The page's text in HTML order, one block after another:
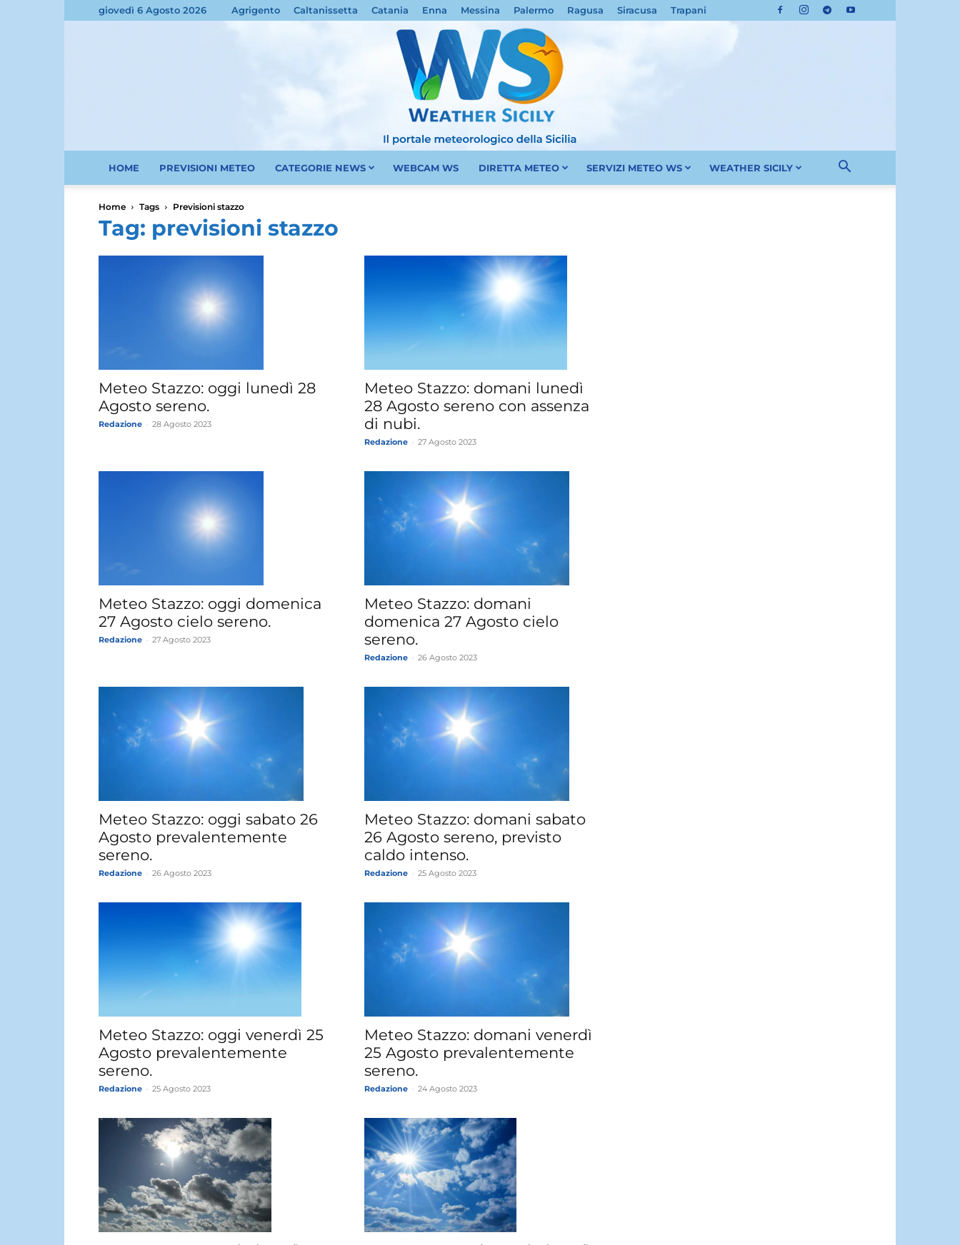
giovedì 6 Agosto 2026 Agrigento Caltanissetta Catania Enna Messina Palermo Ragusa Siracusa Trapani
»
Weather
HOME PREVISIONI METEO CATEGORIE NEWS WEBCAM WS DIRETTA METEO SERVIZI METEO WS WEATHER SICILY
Home Tags Previsioni stazzo
Tag: previsioni stazzo
Meteo Stazzo: oggi lunedì 28
Agosto sereno.
Redazione 28 Agosto 2023
Meteo Stazzo: domani lunedì
28 Agosto sereno con assenza
di nubi.
Redazione 27 Agosto 2023
Meteo Stazzo: oggi domenica
27 Agosto cielo sereno.
Redazione 27 Agosto 2023
Meteo Stazzo: domani
domenica 27 Agosto cielo
sereno.
Redazione 26 Agosto 2023
Meteo Stazzo: oggi sabato 26
Agosto prevalentemente
sereno.
Redazione 26 Agosto 2023
Meteo Stazzo: domani sabato
26 Agosto sereno, previsto
caldo intenso.
Redazione 25 Agosto 2023
Meteo Stazzo: oggi venerdì 25
Agosto prevalentemente
sereno.
Redazione 25 Agosto 2023
Meteo Stazzo: domani venerdì
25 Agosto prevalentemente
sereno.
Redazione 24 Agosto 2023